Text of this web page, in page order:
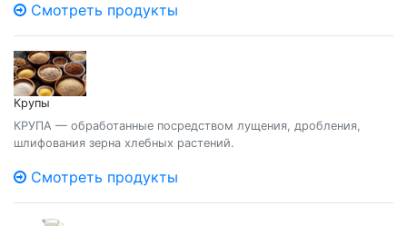
Смотреть продукты
Крупы
КРУПА — обработанные посредством лущения, дробления,
шлифования зерна хлебных растений.
Смотреть продукты